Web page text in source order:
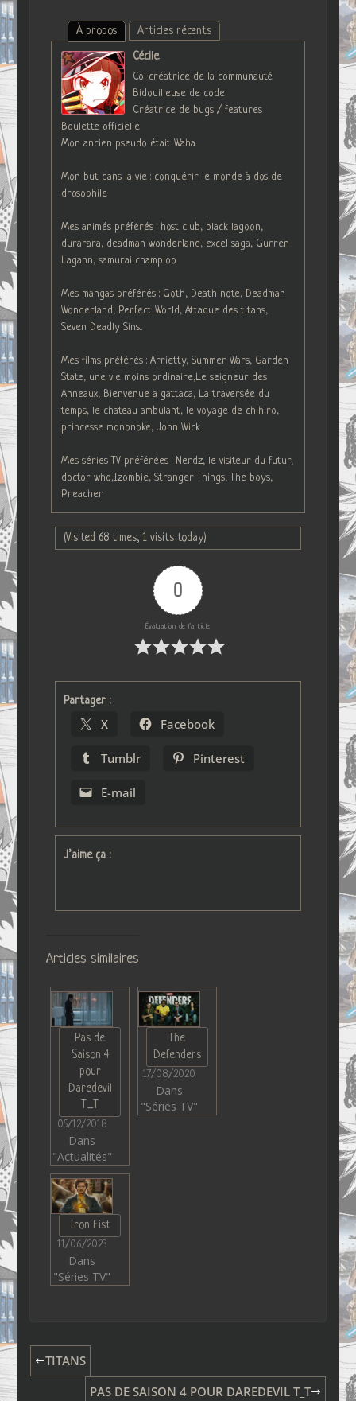
À propos
Articles récents
Cécile
Co-créatrice de la communauté
Bidouilleuse de code
Créatrice de bugs / features
Boulette officielle
Mon ancien pseudo était Waha
Mon but dans la vie : conquérir le monde à dos de
drosophile
Mes animés préférés : host club, black lagoon,
durarara, deadman wonderland, excel saga, Gurren
Lagann, samurai champloo
Mes mangas préférés : Goth, Death note, Deadman
Wonderland, Perfect World, Attaque des titans,
Seven Deadly Sins...
Mes films préférés : Arrietty, Summer Wars, Garden
State, une vie moins ordinaire,Le seigneur des
Anneaux, Bienvenue a gattaca, La traversée du
temps, le chateau ambulant, le voyage de chihiro,
princesse mononoke, John Wick
Mes séries TV préférées : Nerdz, le visiteur du futur,
doctor who,Izombie, Stranger Things, The boys,
Preacher
(Visited 68 times, 1 visits today)
0
Évaluation de l'article
Partager :
X Facebook
Tumblr Pinterest
E-mail
J’aime ça :
Articles similaires
Pas de
Saison 4
pour
Daredevil
T_T
05/12/2018
Dans
"Actualités"
The
Defenders
17/08/2020
Dans
"Séries TV"
Iron Fist
11/06/2023
Dans
"Séries TV"
TITANS
PAS DE SAISON 4 POUR DAREDEVIL T_T